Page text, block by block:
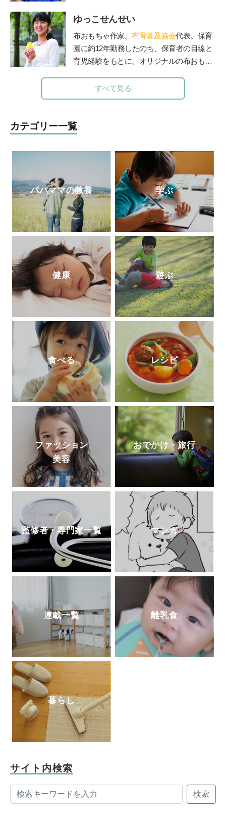
ラクター協会2級・1級・養成講座はこれま
で2500人が受講。
院の新生児科医長務める。2010年に北浜こ
どもクリニックを開院。2012年医療法人社
団ペルセウス設立。The Japan Times誌の
「アジアのリーダー100人」に、2015年か
ゆっこせんせい
布おもちゃ作家。 布育普及協会代表。保育
園に約12年勤務したのち、保育者の目線と
育児経験をもとに、オリジナルの布おもち
とい」を立ち上げ、保育者を対象にした
「保育セミナー」や子育て中のお母さん、
で講師として活躍している。布おもちゃ作
家＆保育士「ゆっこせんせい」の『
のすすめ～ちゃんと遊べばちゃんと育つ』
すべて見る
カテゴリー一覧
パパママの教養 学ぶ
健康 遊ぶ
食べる レシピ
ファッション
美容
おでかけ・旅行
監修者・専門家一覧 マンガ
連載一覧 離乳食
暮らし
サイト内検索
検索